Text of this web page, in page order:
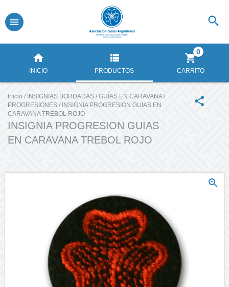
INICIO PRODUCTOS CARRITO
0
Inicio / INSIGNIAS BORDADAS / GUÍAS EN CARAVANA /
PROGRESIONES / INSIGNIA PROGRESION GUIAS EN
CARAVANA TREBOL ROJO
INSIGNIA PROGRESION GUIAS
EN CARAVANA TREBOL ROJO